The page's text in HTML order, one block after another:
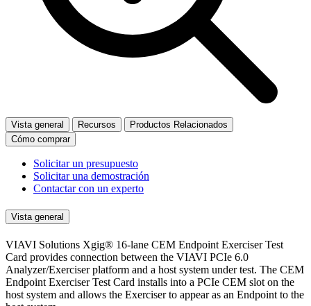
Vista general Recursos
Productos Relacionados
Cómo comprar
Solicitar un presupuesto
Solicitar una demostración
Contactar con un experto
Vista general
VIAVI Solutions Xgig® 16-lane CEM Endpoint Exerciser Test
Card provides connection between the VIAVI PCIe 6.0
Analyzer/Exerciser platform and a host system under test. The CEM
Endpoint Exerciser Test Card installs into a PCIe CEM slot on the
host system and allows the Exerciser to appear as an Endpoint to the